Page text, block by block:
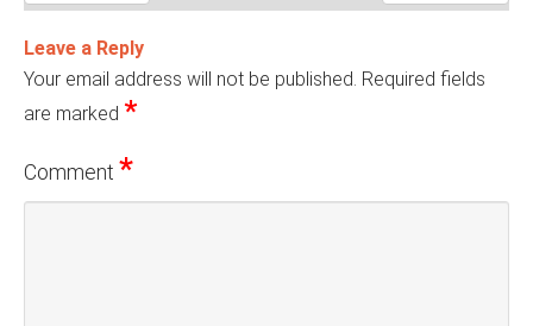
Leave a Reply
Your email address will not be published. Required fields
are marked *
Comment *